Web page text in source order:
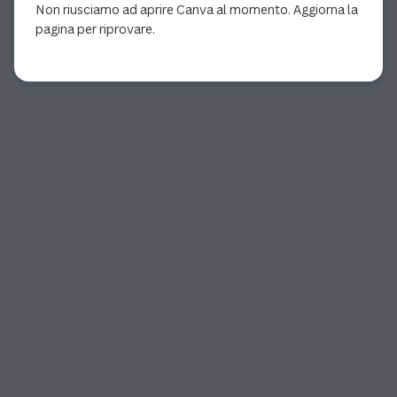
Non riusciamo ad aprire Canva al momento. Aggiorna la
pagina per riprovare.